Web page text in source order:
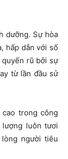
dưỡng. Sự hòa
hấp dẫn với số
rũ bởi sự
từ lần đầu sử
trong công
luôn tươi
người tiêu